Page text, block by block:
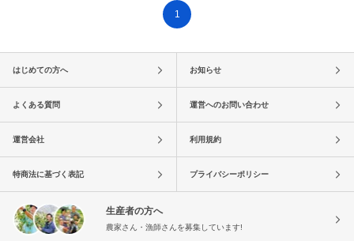
1
はじめての方へ お知らせ
よくある質問 運営へのお問い合わせ
運営会社 利用規約
特商法に基づく表記 プライバシーポリシー
生産者の方へ
農家さん・漁師さんを募集しています!